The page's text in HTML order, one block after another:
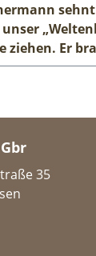
ziehen. Er
35